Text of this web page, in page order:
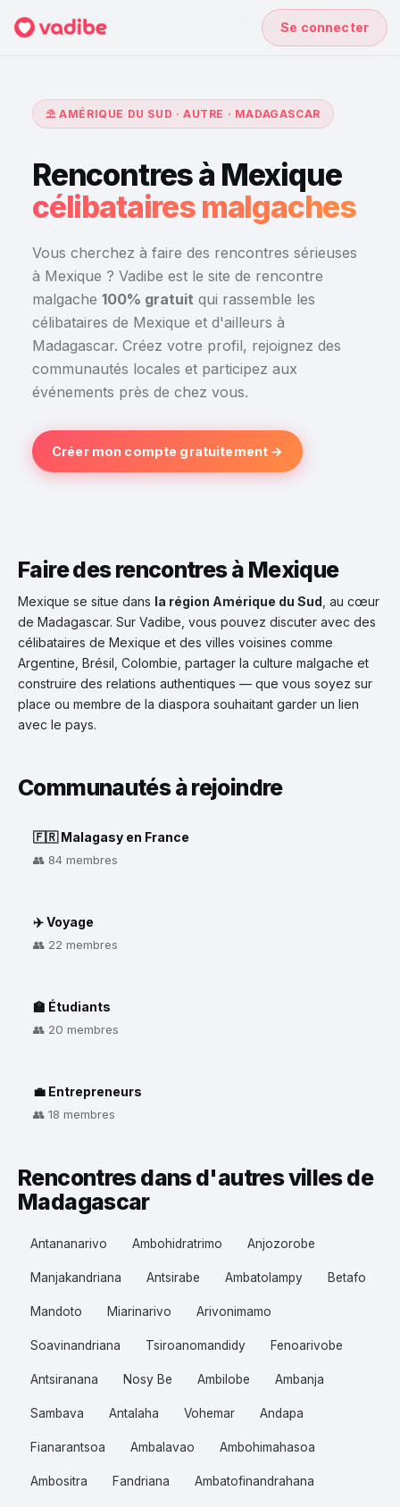
Se connecter
Accueil›Rencontres à Madagascar Mexique
⛱️ AMÉRIQUE DU SUD · AUTRE · MADAGASCAR
Rencontres à Mexique
célibataires malgaches
Vous cherchez à faire des rencontres sérieuses
à Mexique ? Vadibe est le site de rencontre
malgache 100% gratuit qui rassemble les
célibataires de Mexique et d'ailleurs à
Madagascar. Créez votre profil, rejoignez des
communautés locales et participez aux
événements près de chez vous.
Créer mon compte gratuitement →
Faire des rencontres à Mexique
Mexique se situe dans la région Amérique du Sud , au cœur
de Madagascar. Sur Vadibe, vous pouvez discuter avec des
célibataires de Mexique et des villes voisines comme
Argentine, Brésil, Colombie, partager la culture malgache et
construire des relations authentiques — que vous soyez sur
place ou membre de la diaspora souhaitant garder un lien
avec le pays.
Communautés à rejoindre
🇫🇷 Malagasy en France
👥 84 membres
✈️ Voyage
👥 22 membres
🏫 Étudiants
👥 20 membres
💼 Entrepreneurs
👥 18 membres
Rencontres dans d'autres villes de
Madagascar
Antananarivo Ambohidratrimo Anjozorobe
Manjakandriana Antsirabe Ambatolampy Betafo
Mandoto Miarinarivo Arivonimamo
Soavinandriana Tsiroanomandidy Fenoarivobe
Antsiranana Nosy Be Ambilobe Ambanja
Sambava Antalaha Vohemar Andapa
Fianarantsoa Ambalavao Ambohimahasoa
Ambositra Fandriana Ambatofinandrahana